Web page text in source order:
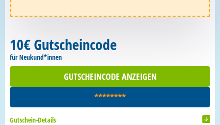
10€ Gutscheincode
für Neukund*innen
GUTSCHEINCODE ANZEIGEN
********
Gutschein-Details